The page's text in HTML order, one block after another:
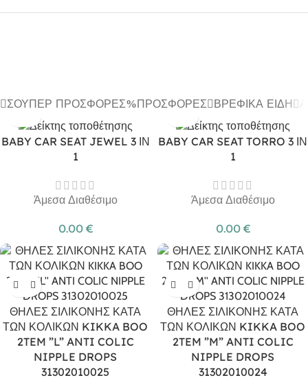
ΣΟΎΠΕΡ ΠΡΟΣΦΟΡΈΣ ΠΡΟΣΦΟΡΈΣ ΒΡΕΦΙΚΆ ΕΊΔΗ
BABY CAR SEAT JEWEL 3 ΙΝ
1
Άμεσα Διαθέσιμο
0.00 €
BABY CAR SEAT TORRO 3 ΙΝ
1
Άμεσα Διαθέσιμο
0.00 €
ΘΗΛΕΣ ΣΙΛΙΚΟΝΗΣ ΚΑΤΑ
ΤΩΝ ΚΟΛΙΚΩΝ KIKKA BOO
2TEM ”L” ANTI COLIC
NIPPLE DROPS
31302010025
ΘΗΛΕΣ ΣΙΛΙΚΟΝΗΣ ΚΑΤΑ
ΤΩΝ ΚΟΛΙΚΩΝ KIKKA BOO
2TEM ”M” ANTI COLIC
NIPPLE DROPS
31302010024